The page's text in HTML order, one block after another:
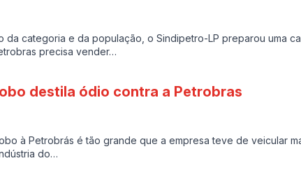
da categoria e da população, o Sindipetro-LP preparou uma
precisa vender…
destila ódio contra a Petrobras
à Petrobrás é tão grande que a empresa teve de veicular
do…